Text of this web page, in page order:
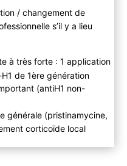
/ changement de
s’il y a lieu
à très forte : 1 application
de 1ère génération
(antiH1 non-
générale (pristinamycine,
corticoïde local